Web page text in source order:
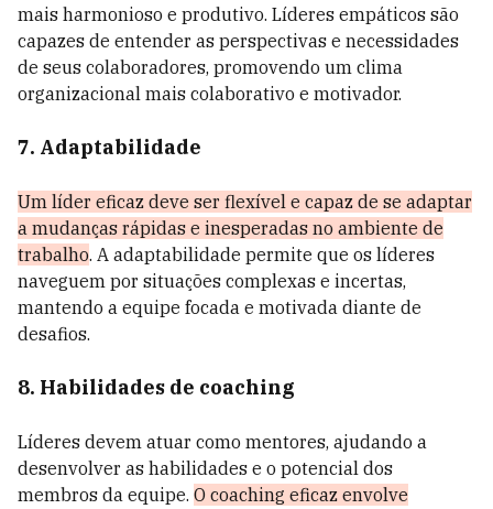
mais harmonioso e produtivo. Líderes empáticos são
capazes de entender as perspectivas e necessidades
de seus colaboradores, promovendo um clima
organizacional mais colaborativo e motivador.
7. Adaptabilidade
Um líder eficaz deve ser flexível e capaz de se adaptar
a mudanças rápidas e inesperadas no ambiente de
trabalho. A adaptabilidade permite que os líderes
naveguem por situações complexas e incertas,
mantendo a equipe focada e motivada diante de
desafios.
8. Habilidades de coaching
Líderes devem atuar como mentores, ajudando a
desenvolver as habilidades e o potencial dos
membros da equipe. O coaching eficaz envolve